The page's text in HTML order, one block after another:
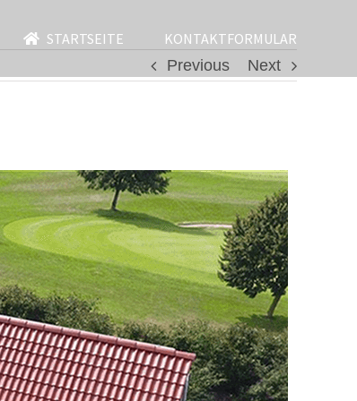
STARTSEITE
KONTAKTFORMULAR
Previous
Next